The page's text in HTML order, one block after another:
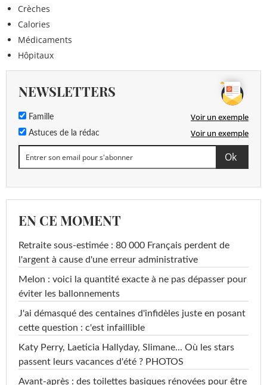
Crèches
Calories
Médicaments
Hôpitaux
NEWSLETTERS
Famille Voir un exemple
Astuces de la rédac Voir un exemple
EN CE MOMENT
Retraite sous-estimée : 80 000 Français perdent de
l'argent à cause d'une erreur administrative
Melon : voici la quantité exacte à ne pas dépasser pour
éviter les ballonnements
J'ai démasqué des centaines d'infidèles juste en posant
cette question : c'est infaillible
Katy Perry, Laeticia Hallyday, Slimane... Où les stars
passent leurs vacances d'été ? PHOTOS
Avant-après : des toilettes basiques rénovées pour être